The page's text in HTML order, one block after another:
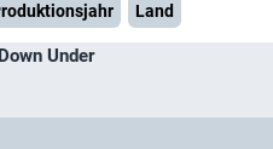
Land
Under